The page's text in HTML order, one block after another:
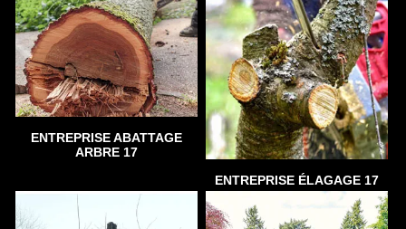
ENTREPRISE ABATTAGE
ARBRE 17
ENTREPRISE ÉLAGAGE 17